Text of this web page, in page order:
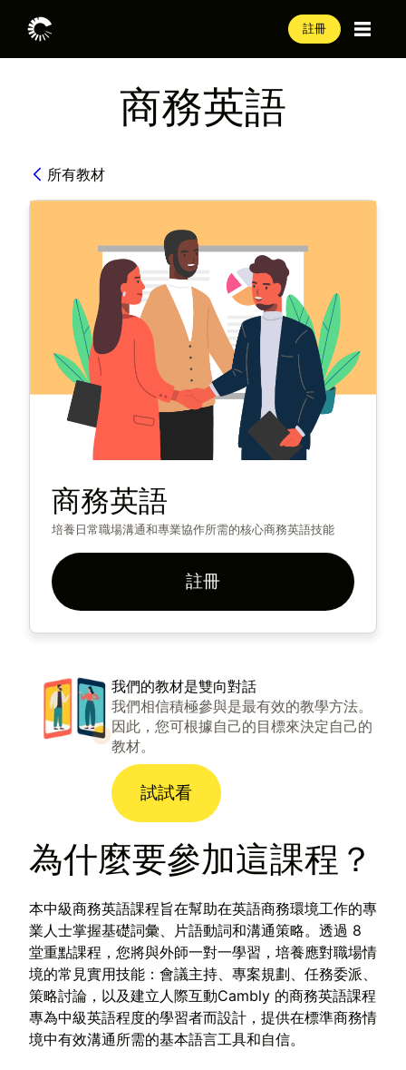
註冊
商務英語
所有教材
商務英語
培養日常職場溝通和專業協作所需的核心商務英語技能
註冊
我們的教材是雙向對話
我們相信積極參與是最有效的教學方法。
因此，您可根據自己的目標來決定自己的
教材。
試試看
為什麼要參加這課程？
本中級商務英語課程旨在幫助在英語商務環境工作的專
業人士掌握基礎詞彙、片語動詞和溝通策略。透過 8
堂重點課程，您將與外師一對一學習，培養應對職場情
境的常見實用技能：會議主持、專案規劃、任務委派、
策略討論，以及建立人際互動Cambly 的商務英語課程
專為中級英語程度的學習者而設計，提供在標準商務情
境中有效溝通所需的基本語言工具和自信。